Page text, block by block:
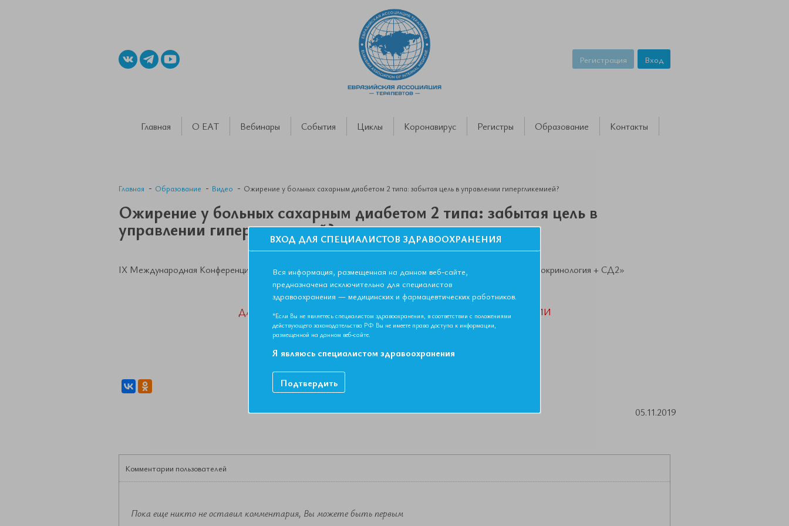
Регистрация Вход
Главная О ЕАТ Вебинары События Циклы Коронавирус Регистры Образование Контакты
Главная Образование Видео Ожирение у больных сахарным диабетом 2 типа: забытая цель в управлении гипергликемией?
Ожирение у больных сахарным диабетом 2 типа: забытая цель в
управлении гипергликемией?
IX Международная Конференция ЕАТ. Симпозиум Ассоциации эндокринологов Санкт-Петербурга «Эндокринология + СД2»
ДАННЫЙ МАТЕРИАЛ ДОСТУПЕН ТОЛЬКО ЧЛЕНАМ АССОЦИАЦИИ
Если вы являетесь членом ЕАТ, пожалуйста,авторизируйтесь
Как вступить в Ассоциацию
05.11.2019
Комментарии пользователей
Пока еще никто не оставил комментария, Вы можете быть первым
ВХОД ДЛЯ СПЕЦИАЛИСТОВ ЗДРАВООХРАНЕНИЯ
Вся информация, размещенная на данном веб-сайте,
предназначена исключительно для специалистов
здравоохранения — медицинских и фармацевтических работников.
*Если Вы не являетесь специалистом здравоохранения, в соответствии с положениями
действующего законодательства РФ Вы не имеете права доступа к информации,
размещенной на данном веб-сайте.
Я являюсь специалистом здравоохранения
Подтвердить